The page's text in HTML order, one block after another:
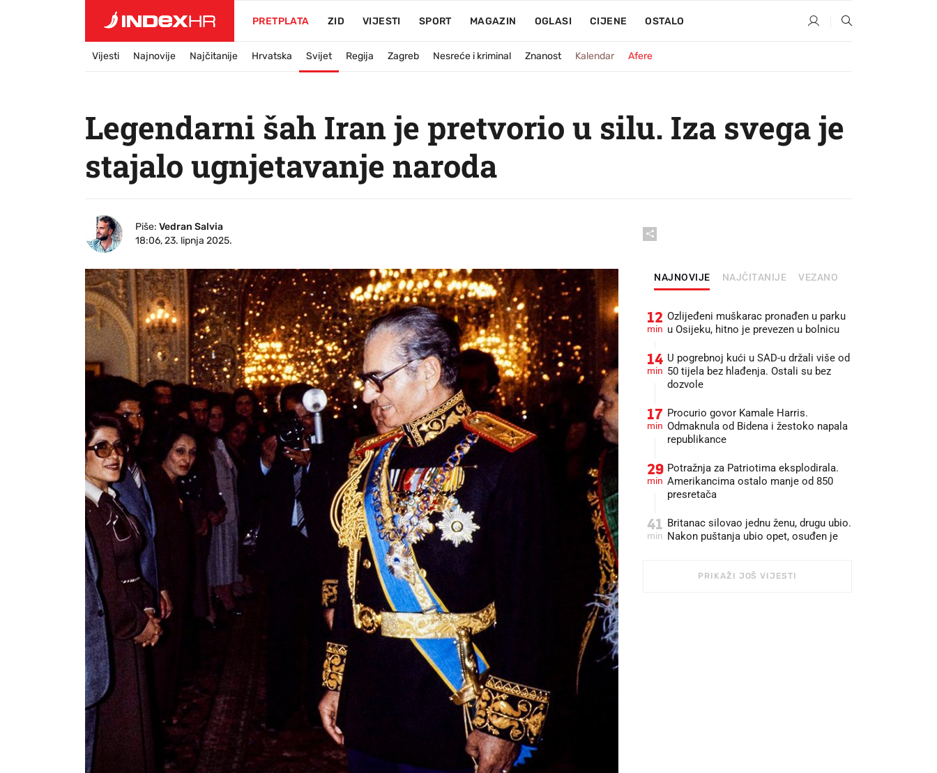
PRETPLATA ZID VIJESTI SPORT MAGAZIN OGLASI CIJENE OSTALO
Vijesti Najnovije Najčitanije Hrvatska Svijet Regija Zagreb Nesreće i kriminal Znanost Kalendar Afere
Legendarni šah Iran je pretvorio u silu. Iza svega je
stajalo ugnjetavanje naroda
Piše: Vedran Salvia
18:06, 23. lipnja 2025.
NAJNOVIJE NAJČITANIJE VEZANO
12
min
Ozlijeđeni muškarac pronađen u parku
u Osijeku, hitno je prevezen u bolnicu
14
min
U pogrebnoj kući u SAD-u držali više od
50 tijela bez hlađenja. Ostali su bez
dozvole
17
min
Procurio govor Kamale Harris.
Odmaknula od Bidena i žestoko napala
republikance
29
min
Potražnja za Patriotima eksplodirala.
Amerikancima ostalo manje od 850
presretača
41
min
Britanac silovao jednu ženu, drugu ubio.
Nakon puštanja ubio opet, osuđen je
PRIKAŽI JOŠ VIJESTI